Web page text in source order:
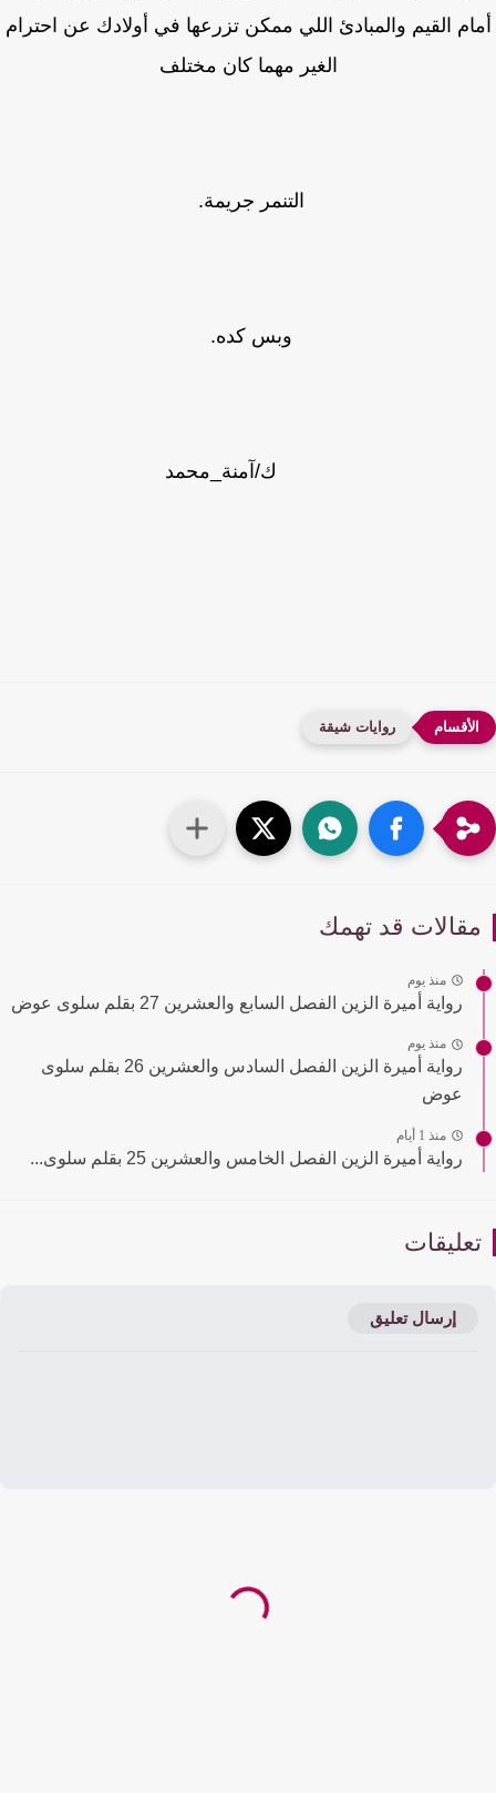
القيم والمبادئ اللي ممكن تزرعها في أولادك عن احترام
الغير مهما كان مختلف
التنمر جريمة.
وبس كده.
ك/آمنة_محمد
روايات شيقة
قد تهمك
منذ يوم
رواية أميرة الزين الفصل السابع والعشرين 27 بقلم سلوى عوض
منذ يوم
رواية أميرة الزين الفصل السادس والعشرين 26 بقلم سلوى
عوض
منذ 1 أيام
رواية أميرة الزين الفصل الخامس والعشرين 25 بقلم سلوى...
إرسال تعليق